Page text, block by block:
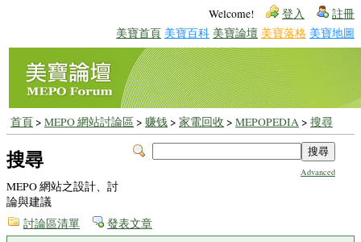
Welcome! 登入 註冊
美寶首頁 美寶百科 美寶論壇 美寶落格 美寶地圖
首頁> MEPO 網站討論區> 赚钱> 家電回收 > MEPOPEDIA> 搜尋
Advanced
搜尋
MEPO 網站之設計、討
論與建議
討論區清單
發表文章